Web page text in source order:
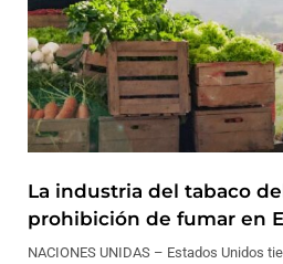
La industria del tabaco
prohibición de fumar en
NACIONES UNIDAS – Estados Unidos